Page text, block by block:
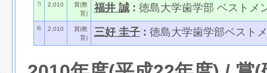
7) 2,010
賞(教
育)
福井 誠: 徳島大学歯学部 ベストメ
8) 2,010
賞(教
育)
三好 圭子: 徳島大学歯学部ベスト